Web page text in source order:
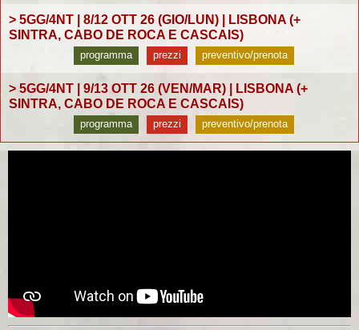
> 5GG/4NT | 8/12 OTT 26 (GIO/LUN) | LISBONA (+
SINTRA, CABO DE ROCA E CASCAIS)
programma prezzi preventivo/prenota
> 5GG/4NT | 9/13 OTT 26 (VEN/MAR) | LISBONA (+
SINTRA, CABO DE ROCA E CASCAIS)
programma prezzi preventivo/prenota